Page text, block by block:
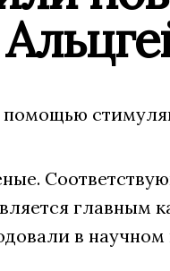
главным
в